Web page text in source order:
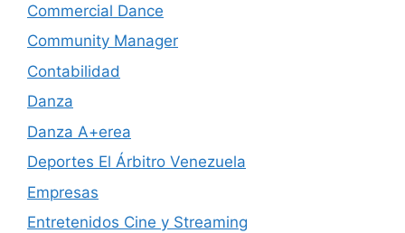
Commercial Dance
Community Manager
Contabilidad
Danza
Danza A+erea
Deportes El Árbitro Venezuela
Empresas
Entretenidos Cine y Streaming